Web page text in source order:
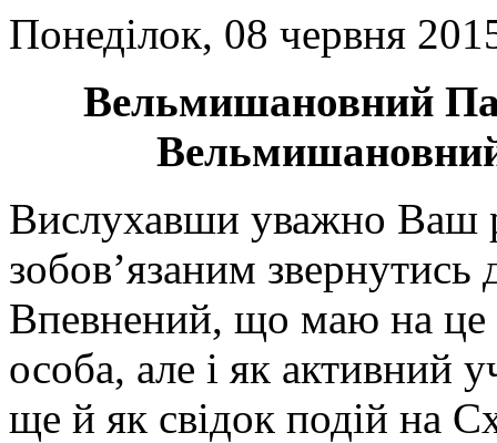
Понеділок, 08 червня
Вельмишановний
Вислухавши уважно Ваш
зобов’язаним
Впевнений, що маю на це
особа, але і як активний
ще й як свідок подій на